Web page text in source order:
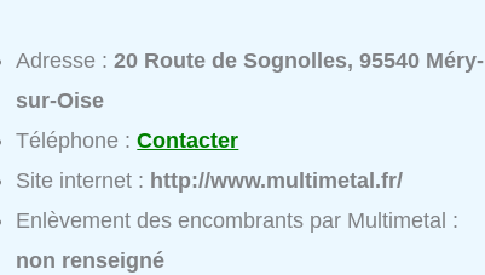
Adresse :20 Route de Sognolles, 95540 Méry-
sur-Oise
Téléphone :Contacter
Site internet : http://www.multimetal.fr/
Enlèvement des encombrants par Multimetal :
non renseigné